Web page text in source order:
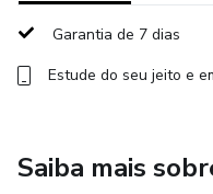
Garantia de 7 dias
Estude do seu jeito e
Saiba mais